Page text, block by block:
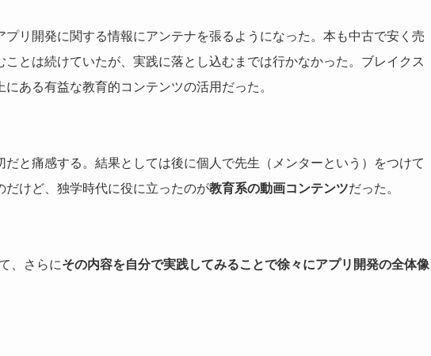
リ開発に関する情報にアンテナを張るようになった。本も中古で安く売
とは続けていたが、実践に落とし込むまでは行かなかった。ブレイクス
ある有益な教育的コンテンツの活用だった。
だと痛感する。結果としては後に個人で先生（メンターという）をつけて
けど、独学時代に役に立ったのが教育系の動画コンテンツだった。
、さらにその内容を自分で実践してみることで徐々にアプリ開発の全体像